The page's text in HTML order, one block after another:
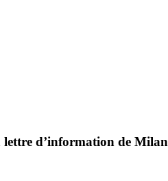
lettre d’information de